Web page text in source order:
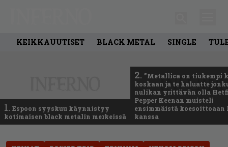
KEIKKAUUTISET BLACK METAL SINGLE
1. Espoon syyskuu käynnistyy
kotimaisen black metalin merkeissä
2. ”Metallica on tiukempi
koskaan ja te haluatte
nulikan yrittävän olla
Pepper Keenan muisteli
ensimmäistä
kanssa